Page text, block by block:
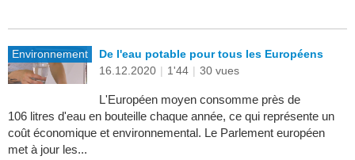
Environnement
De l'eau potable pour tous les Européens
16.12.2020 | 1'44 | 30 vues
L'Européen moyen consomme près de
106 litres d'eau en bouteille chaque année, ce qui représente un
coût économique et environnemental. Le Parlement européen
met à jour les...